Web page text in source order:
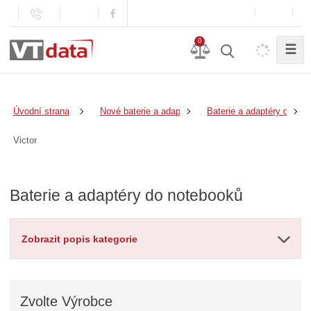
0
☰
Úvodní strana Nové baterie a adaptéry Baterie a adaptéry do
Victor
Baterie a adaptéry do notebooků
Zobrazit popis kategorie
ZvolteVýrobce